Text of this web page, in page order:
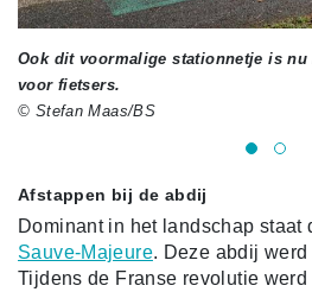
Ook dit voormalige stationnetje is nu
voor fietsers.
© Stefan Maas/BS
Afstappen bij de abdij
Dominant in het landschap staat
Sauve-Majeure. Deze abdij
Tijdens de Franse revolutie